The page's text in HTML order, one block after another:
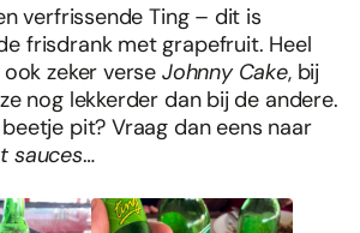
verfrissende Ting – dit is
frisdrank met grapefruit. Heel
zeker verse Johnny Cake, bij
nog lekkerder dan bij de andere.
pit? Vraag dan eens naar
sauces…